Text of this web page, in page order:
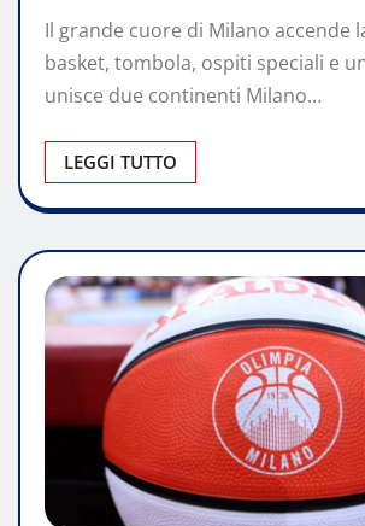
Il grande cuore di Milano accende
basket, tombola, ospiti speciali e
unisce due continenti Milano…
LEGGI TUTTO